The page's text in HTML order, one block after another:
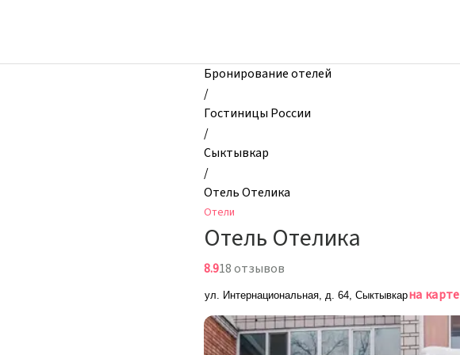
Отель
Бронирование отелей
/
Гостиницы России
/
Сыктывкар
/
Отель Отелика
Отели
Отель Отелика
8.918 отзывов
ул. Интернациональная, д. 64, Сыктывкарна карте